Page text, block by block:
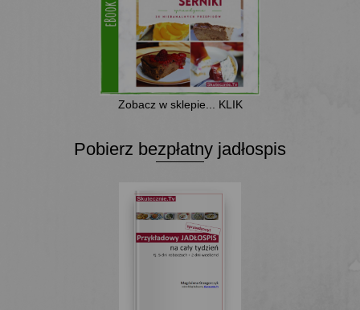
Zobacz w sklepie... KLIK
Pobierz bezpłatny jadłospis